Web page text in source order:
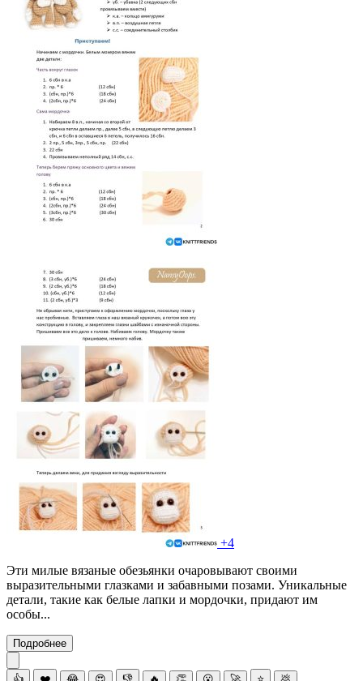
+4
Эти милые вязаные обезьянки очаровывают своими
выразительными глазками и забавными позами. Уникальные
детали, такие как белые лапки и мордочки, придают им
особы...
Подробнее